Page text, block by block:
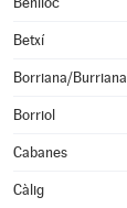
Betxí
Borriana/Burriana
Borriol
Cabanes
Càlig